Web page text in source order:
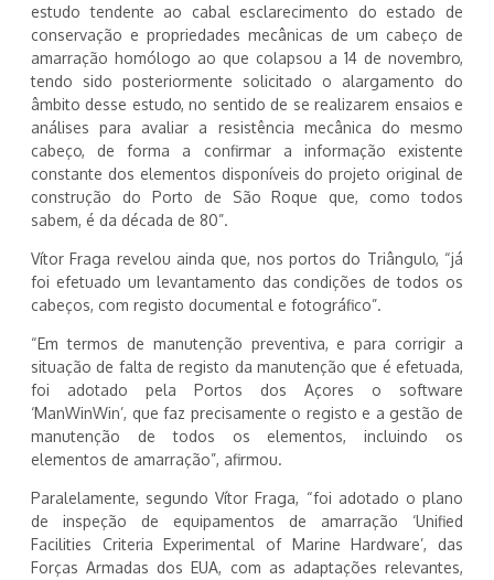
estudo tendente ao cabal esclarecimento do estado de
conservação e propriedades mecânicas de um cabeço de
amarração homólogo ao que colapsou a 14 de novembro,
tendo sido posteriormente solicitado o alargamento do
âmbito desse estudo, no sentido de se realizarem ensaios e
análises para avaliar a resistência mecânica do mesmo
cabeço, de forma a confirmar a informação existente
constante dos elementos disponíveis do projeto original de
construção do Porto de São Roque que, como todos
sabem, é da década de 80”.
Vítor Fraga revelou ainda que, nos portos do Triângulo, “já
foi efetuado um levantamento das condições de todos os
cabeços, com registo documental e fotográfico”.
“Em termos de manutenção preventiva, e para corrigir a
situação de falta de registo da manutenção que é efetuada,
foi adotado pela Portos dos Açores o software
‘ManWinWin’, que faz precisamente o registo e a gestão de
manutenção de todos os elementos, incluindo os
elementos de amarração”, afirmou.
Paralelamente, segundo Vítor Fraga, “foi adotado o plano
de inspeção de equipamentos de amarração ‘Unified
Facilities Criteria Experimental of Marine Hardware’, das
Forças Armadas dos EUA, com as adaptações relevantes,